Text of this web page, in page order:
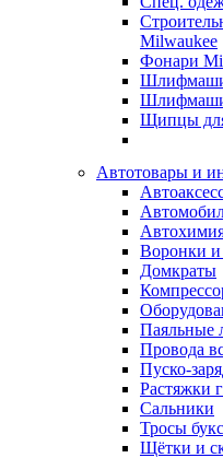
Milwaukee
Фонари
Щипцы
Автотовары и
Воронки
Домкраты
Паяльные
Провода
Пуско-
Растяжки
Сальники
Тросы
Щётки и